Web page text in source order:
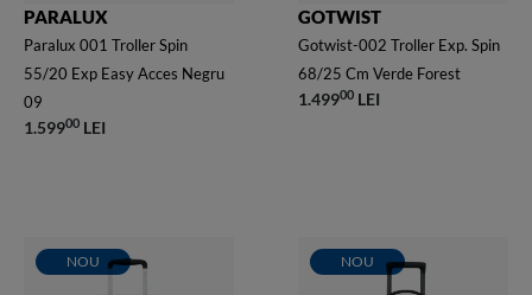
PARALUX
Paralux 001 Troller Spin
55/20 Exp Easy Acces Negru
09
1.59900 LEI
GOTWIST
Gotwist-002 Troller Exp. Spin
68/25 Cm Verde Forest
1.49900 LEI
NOU NOU